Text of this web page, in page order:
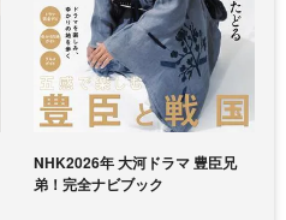
NHK2026年 大河ドラマ 豊臣兄
弟！完全ナビブック